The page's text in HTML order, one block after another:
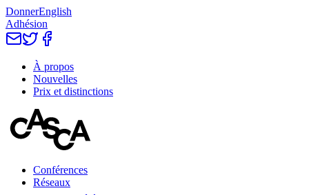
DonnerEnglish
Adhésion
À propos
Nouvelles
Prix et distinctions
Conférences
Réseaux